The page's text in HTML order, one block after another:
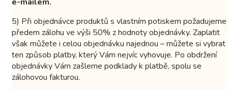
5) Při objednávce produktů s vlastním potiskem požadujeme
předem zálohu ve výši 50% z hodnoty objednávky. Zaplatit
však můžete i celou objednávku najednou – můžete si vybrat
ten způsob platby, který Vám nejvíc vyhovuje. Po obdržení
objednávky Vám zašleme podklady k platbě, spolu se
zálohovou fakturou.